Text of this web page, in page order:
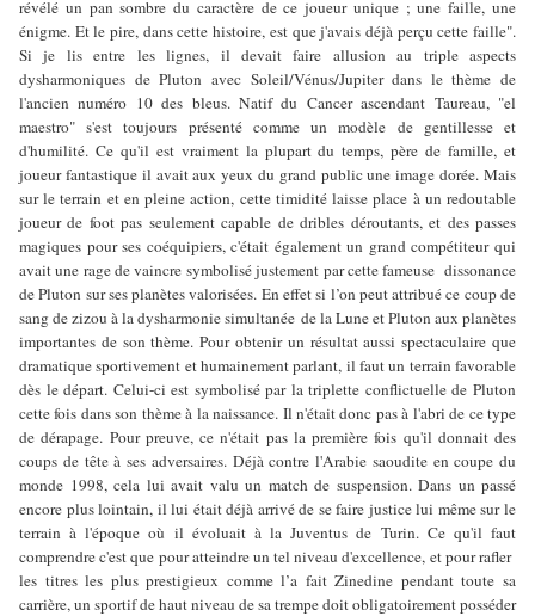
révélé un pan sombre du caractère de ce joueur unique ; une faille, une
énigme. Et le pire, dans cette histoire, est que j'avais déjà perçu cette faille".
Si je lis entre les lignes, il devait faire allusion au triple aspects
dysharmoniques de Pluton avec Soleil/Vénus/Jupiter dans le thème de
l'ancien numéro 10 des bleus. Natif du Cancer ascendant Taureau, "el
maestro" s'est toujours présenté comme un modèle de gentillesse et
d'humilité. Ce qu'il est vraiment la plupart du temps, père de famille, et
joueur fantastique il avait aux yeux du grand public une image dorée. Mais
sur le terrain et en pleine action, cette timidité laisse place à un redoutable
joueur de foot pas seulement capable de dribles déroutants, et des passes
magiques pour ses coéquipiers, c'était également un grand compétiteur qui
avait une rage de vaincre symbolisé justement par cette fameuse dissonance
de Pluton sur ses planètes valorisées. En effet si l’on peut attribué ce coup de
sang de zizou à la dysharmonie simultanée de la Lune et Pluton aux planètes
importantes de son thème. Pour obtenir un résultat aussi spectaculaire que
dramatique sportivement et humainement parlant, il faut un terrain favorable
dès le départ. Celui-ci est symbolisé par la triplette conflictuelle de Pluton
cette fois dans son thème à la naissance. Il n'était donc pas à l'abri de ce type
de dérapage. Pour preuve, ce n'était pas la première fois qu'il donnait des
coups de tête à ses adversaires. Déjà contre l'Arabie saoudite en coupe du
monde 1998, cela lui avait valu un match de suspension. Dans un passé
encore plus lointain, il lui était déjà arrivé de se faire justice lui même sur le
terrain à l'époque où il évoluait à la Juventus de Turin. Ce qu'il faut
comprendre c'est que pour atteindre un tel niveau d'excellence, et pour rafler
les titres les plus prestigieux comme l’a fait Zinedine pendant toute sa
carrière, un sportif de haut niveau de sa trempe doit obligatoirement posséder